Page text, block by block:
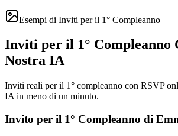
Esempi di Inviti per il 1° Compleanno
Inviti per il 1° Compleanno
Nostra IA
Inviti reali per il 1° compleanno con RSVP
IA in meno di un minuto.
Invito per il 1° Compleanno di